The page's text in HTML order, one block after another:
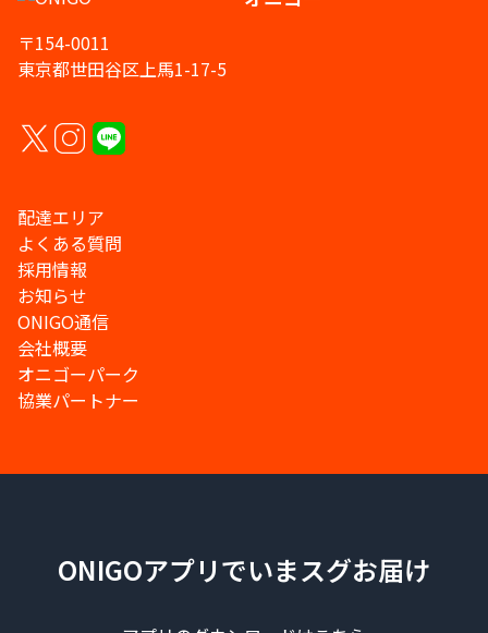
〒154-0011
東京都世田谷区上馬1-17-5
配達エリア
よくある質問
採用情報
お知らせ
ONIGO通信
会社概要
オニゴーパーク
協業パートナー
ONIGOアプリでいまスグお届け